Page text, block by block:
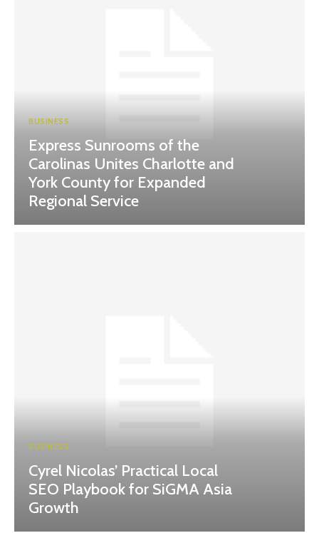
BUSINESS
Express Sunrooms of the
Carolinas Unites Charlotte and
York County for Expanded
Regional Service
BUSINESS
Cyrel Nicolas’ Practical Local
SEO Playbook for SiGMA Asia
Growth